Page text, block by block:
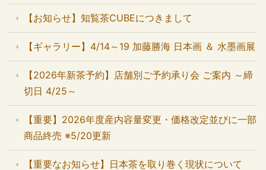
【お知らせ】知覧茶CUBEにつきまして
【ギャラリー】4/14～19 加藤勝海 日本画 ＆ 水墨画展
【2026年新茶予約】店舗別ご予約承り会 ご案内 ～締
切日 4/25～
【重要】2026年度産内容量変更・価格改定並びに一部
商品終売 ※5/20更新
【重要なお知らせ】日本茶を取り巻く現状について